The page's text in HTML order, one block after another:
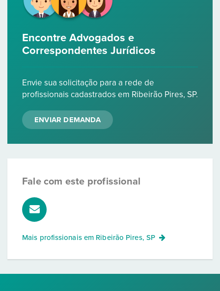
Encontre Advogados e
Correspondentes Jurídicos
Envie sua solicitação para a rede de
profissionais cadastrados em Ribeirão Pires, SP.
ENVIAR DEMANDA
Fale com este profissional
Mais profissionais em Ribeirão Pires, SP